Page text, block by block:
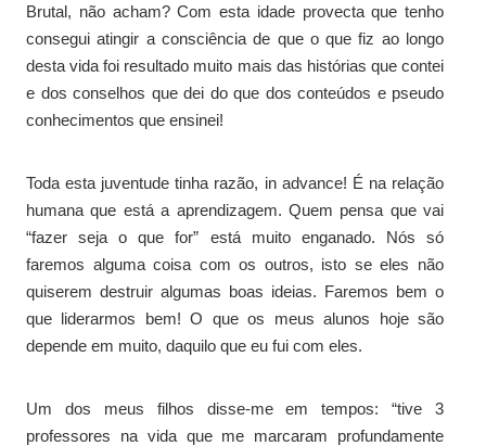
Brutal, não acham? Com esta idade provecta que tenho
consegui atingir a consciência de que o que fiz ao longo
desta vida foi resultado muito mais das histórias que contei
e dos conselhos que dei do que dos conteúdos e pseudo
conhecimentos que ensinei!
Toda esta juventude tinha razão, in advance! É na relação
humana que está a aprendizagem. Quem pensa que vai
“fazer seja o que for” está muito enganado. Nós só
faremos alguma coisa com os outros, isto se eles não
quiserem destruir algumas boas ideias. Faremos bem o
que liderarmos bem! O que os meus alunos hoje são
depende em muito, daquilo que eu fui com eles.
Um dos meus filhos disse-me em tempos: “tive 3
professores na vida que me marcaram profundamente